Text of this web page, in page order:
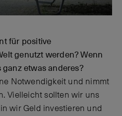
für positive
genutzt werden? Wenn
etwas anderes?
Notwendigkeit und nimmt
Vielleicht sollten wir uns
wir Geld investieren und